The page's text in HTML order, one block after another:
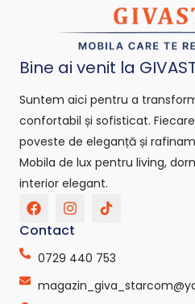
Bine ai venit la
Suntem aici pentru a
confortabil și sofisticat.
poveste de eleganță și
Mobila de lux pentru living,
interior elegant.
F
a
c
b
o
I
n
s
a
r
T
i
o
-
Contact
0729 440 753